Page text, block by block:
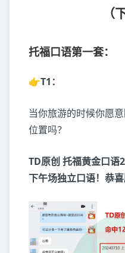
（
托福口语第一套：
👉T1：
当你旅游的时候你愿
位置吗？
TD原创 托福黄金口语
下午场独立口语！恭